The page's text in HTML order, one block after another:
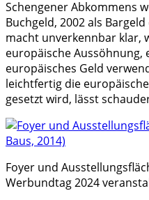
Schengener Abkommens
Buchgeld, 2002 als
macht unverkennbar klar‚
europäische Aussöhnung,
europäisches Geld
leichtfertig die
gesetzt wird, lässt
Foyer und
Werbundtag 2024